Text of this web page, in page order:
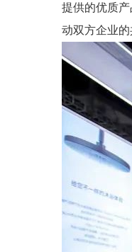
提供的优质
动双方企业的